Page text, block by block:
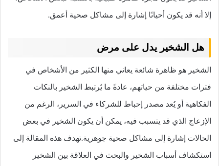
إلا أنه قد يكون أحيانًا إشارة إلى مشاكل صحية أعمق.
هل الشخير يدل على مرض
الشخير هو ظاهرة شائعة يعاني منها الكثير من الأشخاص في
فترات مختلفة من حياتهم، عادةً ما يُرتبط الشخير بالنكات
الفكاهية أو يُعد مصدر إحباط للشركاء في السرير، الرغم من
الإزعاج الذي قد يتسبب فيه، يمكن أن يكون الشخير في بعض
الحالات إشارة إلى مشاكل صحية جوهرية.تهدف هذه المقالة إلى
استكشاف أسباب الشخير والبحث في العلاقة بين الشخير